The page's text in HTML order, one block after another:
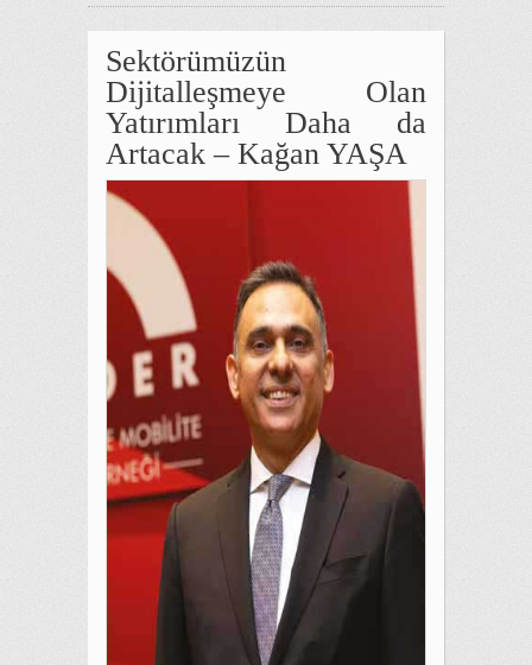
Sektörümüzün
Dijitalleşmeye Olan
Yatırımları Daha da
Artacak – Kağan YAŞA